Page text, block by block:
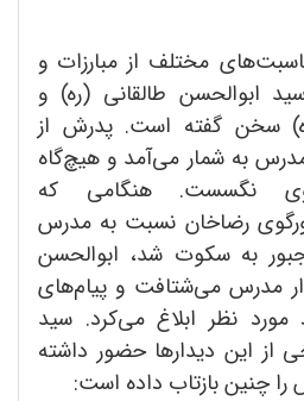
مختلف از مبارزات و
ابوالحسن طالقانی (ره) و
سخن گفته است. پدرش از
به شمار می‌آمد و هیچ‌گاه
نگسست. هنگامی که
رضاخان نسبت به مدرس
به سکوت شد، ابوالحسن
مدرس می‌شتافت و پیام‌های
مورد نظر ابلاغ می‌کرد. سید
از این دیدارها حضور داشته
چنین بازتاب داده است: